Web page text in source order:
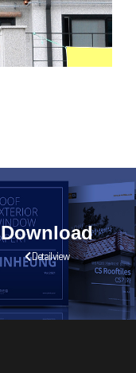
Download
Detail view